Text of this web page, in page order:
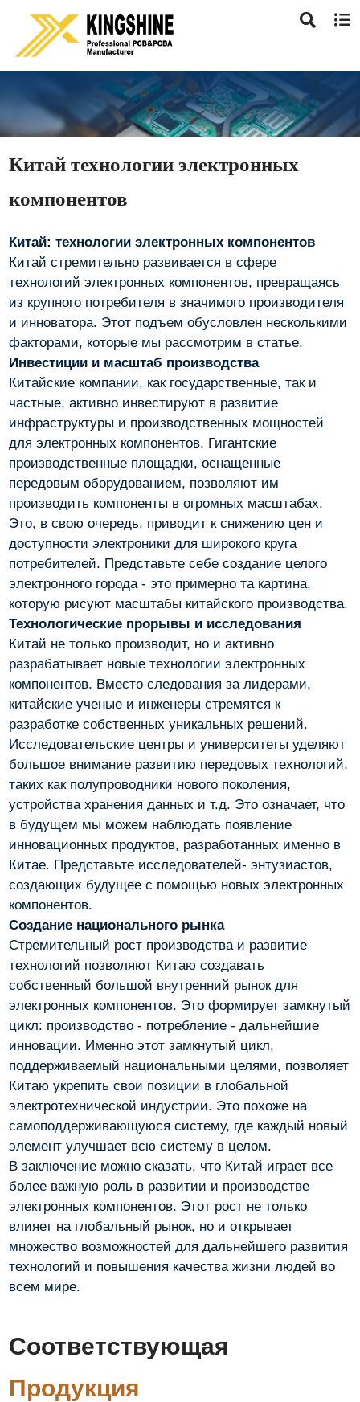
Китай технологии электронных
компонентов
Китай: технологии электронных компонентов
Китай стремительно развивается в сфере
технологий электронных компонентов, превращаясь
из крупного потребителя в значимого производителя
и инноватора. Этот подъем обусловлен несколькими
факторами, которые мы рассмотрим в статье.
Инвестиции и масштаб производства
Китайские компании, как государственные, так и
частные, активно инвестируют в развитие
инфраструктуры и производственных мощностей
для электронных компонентов. Гигантские
производственные площадки, оснащенные
передовым оборудованием, позволяют им
производить компоненты в огромных масштабах.
Это, в свою очередь, приводит к снижению цен и
доступности электроники для широкого круга
потребителей. Представьте себе создание целого
электронного города - это примерно та картина,
которую рисуют масштабы китайского производства.
Технологические прорывы и исследования
Китай не только производит, но и активно
разрабатывает новые технологии электронных
компонентов. Вместо следования за лидерами,
китайские ученые и инженеры стремятся к
разработке собственных уникальных решений.
Исследовательские центры и университеты уделяют
большое внимание развитию передовых технологий,
таких как полупроводники нового поколения,
устройства хранения данных и т.д. Это означает, что
в будущем мы можем наблюдать появление
инновационных продуктов, разработанных именно в
Китае. Представьте исследователей- энтузиастов,
создающих будущее с помощью новых электронных
компонентов.
Создание национального рынка
Стремительный рост производства и развитие
технологий позволяют Китаю создавать
собственный большой внутренний рынок для
электронных компонентов. Это формирует замкнутый
цикл: производство - потребление - дальнейшие
инновации. Именно этот замкнутый цикл,
поддерживаемый национальными целями, позволяет
Китаю укрепить свои позиции в глобальной
электротехнической индустрии. Это похоже на
самоподдерживающуюся систему, где каждый новый
элемент улучшает всю систему в целом.
В заключение можно сказать, что Китай играет все
более важную роль в развитии и производстве
электронных компонентов. Этот рост не только
влияет на глобальный рынок, но и открывает
множество возможностей для дальнейшего развития
технологий и повышения качества жизни людей во
всем мире.
Соответствующая
Продукция